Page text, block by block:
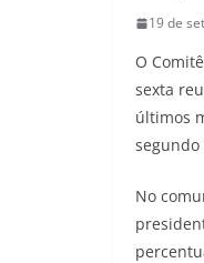
19 de
O
sexta
últimos
No